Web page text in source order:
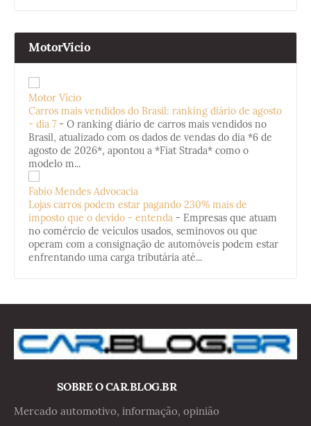
MotorVicio
Motor Vício
Carros mais vendidos do Brasil: ranking diário de agosto
- dia 7 - O ranking diário de carros mais vendidos no
Brasil, atualizado com os dados de vendas do dia *6 de
agosto de 2026*, apontou a *Fiat Strada* como o
modelo m...
Fabio Mendes Advocacia
Lojas carros podem estar pagando 230% mais de
imposto que o devido - entenda - Empresas que atuam
no comércio de veículos usados, seminovos ou que
operam com a consignação de automóveis podem estar
enfrentando uma carga tributária até...
SOBRE O CAR.BLOG.BR
Mercado automotivo, informação, opinião